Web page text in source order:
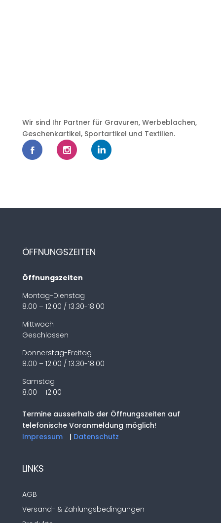
Wir sind Ihr Partner für Gravuren, Werbeblachen,
Geschenkartikel, Sportartikel und Textilien.
ÖFFNUNGSZEITEN
Öffnungszeiten
Montag-Dienstag
8.00 – 12:00 / 13.30-18.00
Mittwoch
Geschlossen
Donnerstag-Freitag
8.00 – 12:00 / 13.30-18.00
Samstag
8.00 – 12:00
Termine ausserhalb der Öffnungszeiten auf
telefonische Voranmeldung möglich!
Impressum
| Datenschutz
LINKS
AGB
Versand- & Zahlungsbedingungen